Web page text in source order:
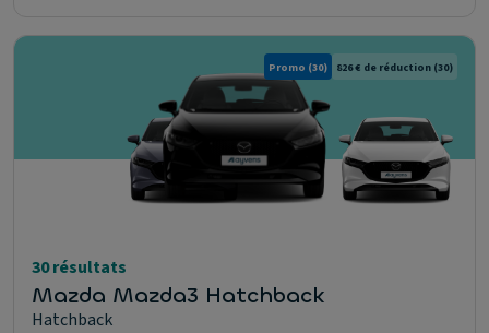
Promo (30) 826 € de réduction (30)
30 résultats
Mazda Mazda3 Hatchback
Hatchback